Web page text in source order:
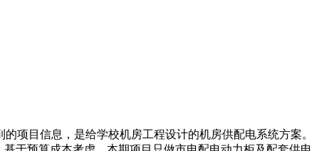
项目信息，是给学校机房工程设计的机房供配电系统方案。